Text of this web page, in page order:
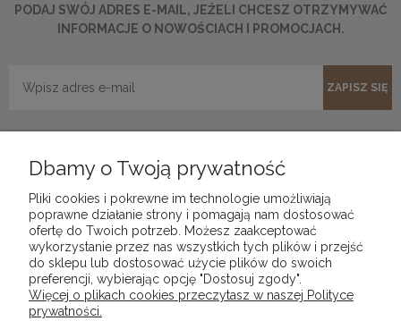
PODAJ SWÓJ ADRES E-MAIL, JEŻELI CHCESZ OTRZYMYWAĆ
INFORMACJE O NOWOŚCIACH I PROMOCJACH.
ZAPISZ SIĘ
POMOC
DOSTAWA I PŁATNOŚCI
Dbamy o Twoją prywatność
Pliki cookies i pokrewne im technologie umożliwiają
poprawne działanie strony i pomagają nam dostosować
ofertę do Twoich potrzeb. Możesz zaakceptować
wykorzystanie przez nas wszystkich tych plików i przejść
do sklepu lub dostosować użycie plików do swoich
preferencji, wybierając opcję "Dostosuj zgody".
Więcej o plikach cookies przeczytasz w naszej Polityce
prywatności.